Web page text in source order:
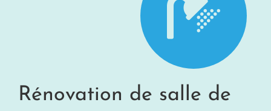
Rénovation de salle de